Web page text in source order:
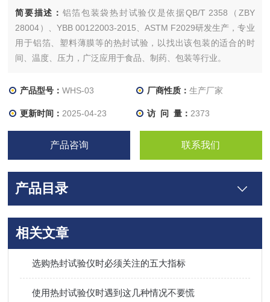
简要描述： 铝箔包装袋热封试验仪是依据QB/T 2358（ZBY
28004）、YBB 00122003-2015、ASTM F2029研发生产，专业
用于铝箔、塑料薄膜等的热封试验，以找出该包装的适合的时
间、温度、压力，广泛应用于食品、制药、包装等行业。
产品型号：WHS-03 厂商性质： 生产厂家
更新时间： 2025-04-23 访 问 量： 2373
产品咨询 联系我们
产品目录
相关文章
选购热封试验仪时必须关注的五大指标
使用热封试验仪时遇到这几种情况不要慌